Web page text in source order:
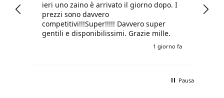
ieri uno zaino è arrivato il giorno dopo. I
prezzi sono davvero
competitivi!!!Super!!!!! Davvero super
gentili e disponibilissimi. Grazie mille.
1 giorno fa
Pausa